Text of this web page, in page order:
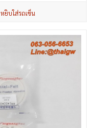
หยิบใส่รถเข็น